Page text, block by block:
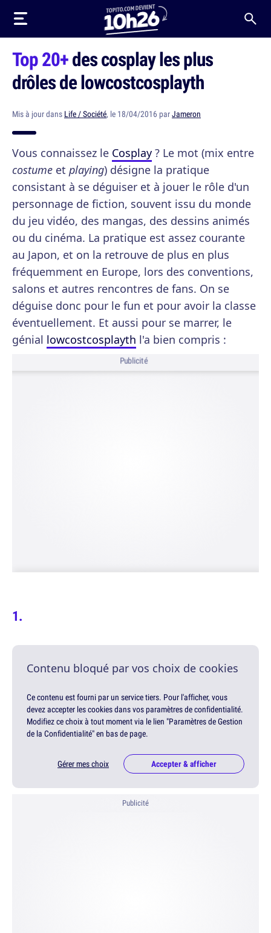
Top 20+des cosplay les plus
drôles de lowcostcosplayth
Mis à jour dans Life / Société, le 18/04/2016 parJameron
Vous connaissez le Cosplay ? Le mot (mix entre
costume et playing) désigne la pratique
consistant à se déguiser et à jouer le rôle d'un
personnage de fiction, souvent issu du monde
du jeu vidéo, des mangas, des dessins animés
ou du cinéma. La pratique est assez courante
au Japon, et on la retrouve de plus en plus
fréquemment en Europe, lors des conventions,
salons et autres rencontres de fans. On se
déguise donc pour le fun et pour avoir la classe
éventuellement. Et aussi pour se marrer, le
génial lowcostcosplayth l'a bien compris :
Publicité
Contenu bloqué par vos choix de cookies
Ce contenu est fourni par un service tiers. Pour l'afficher, vous
devez accepter les cookies dans vos paramètres de confidentialité.
Modifiez ce choix à tout moment via le lien "Paramètres de Gestion
de la Confidentialité" en bas de page.
Gérer mes choix Accepter & afficher
Publicité